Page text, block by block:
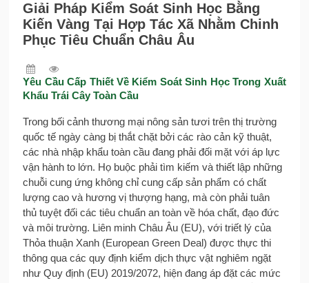
Giải Pháp Kiểm Soát Sinh Học Bằng
Kiến Vàng Tại Hợp Tác Xã Nhằm Chinh
Phục Tiêu Chuẩn Châu Âu
Yêu Cầu Cấp Thiết Về Kiểm Soát Sinh Học Trong Xuất
Khẩu Trái Cây Toàn Cầu
Trong bối cảnh thương mại nông sản tươi trên thị trường
quốc tế ngày càng bị thắt chặt bởi các rào cản kỹ thuật,
các nhà nhập khẩu toàn cầu đang phải đối mặt với áp lực
vận hành to lớn. Họ buộc phải tìm kiếm và thiết lập những
chuỗi cung ứng không chỉ cung cấp sản phẩm có chất
lượng cao và hương vị thượng hạng, mà còn phải tuân
thủ tuyệt đối các tiêu chuẩn an toàn về hóa chất, đạo đức
và môi trường. Liên minh Châu Âu (EU), với triết lý của
Thỏa thuận Xanh (European Green Deal) được thực thi
thông qua các quy định kiểm dịch thực vật nghiêm ngặt
như Quy định (EU) 2019/2072, hiện đang áp đặt các mức